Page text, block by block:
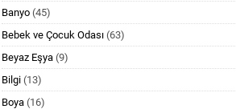
Banyo (45)
Bebek ve Çocuk Odası (63)
Beyaz Eşya (9)
Bilgi (13)
Boya (16)